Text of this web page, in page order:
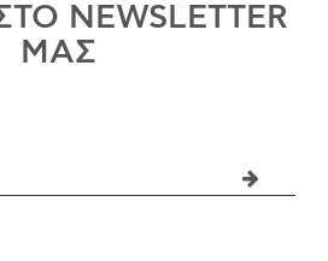
NEWSLETTER
ΜΑΣ